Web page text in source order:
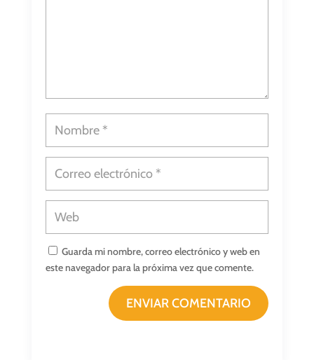
Guarda mi nombre, correo electrónico y web en
este navegador para la próxima vez que comente.
ENVIAR COMENTARIO